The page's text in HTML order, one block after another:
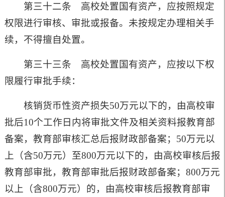
第三十二条 高校处置国有资产，应按照规定
权限进行审核、审批或报备。未按规定办理相关手
续，不得擅自处置。
第三十三条 高校处置国有资产，应按以下权
限履行审批手续：
核销货币性资产损失50万元以下的，由高校审
批后10个工作日内将审批文件及相关资料报教育部
备案，教育部审核汇总后报财政部备案； 50万元以
上（含50万元）至800万元以下的，由高校审核后报
教育部审批，教育部审批后报财政部备案； 800万元
以上（含800万元）的，由高校审核后报教育部审